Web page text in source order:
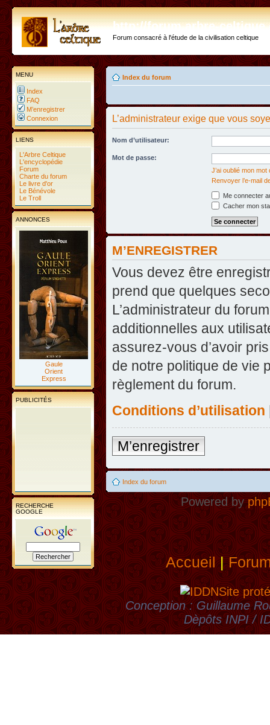
http://forum.arbre-
Forum consacré à l'étude de la civilisation celtique
MENU
Index
FAQ
M’enregistrer
Connexion
LIENS
L'Arbre Celtique
L'encyclopédie
Forum
Charte du forum
Le livre d'or
Le Bénévole
Le Troll
ANNONCES
Gaule
Orient
Express
PUBLICITÉS
RECHERCHE
GOOGLE
Index du forum
L’administrateur exige que vous
Nom d’utilisateur:
Mot de passe:
J’ai oublié mon mot
Renvoyer l’e-mail
Me connecter
Cacher mon
M’ENREGISTRER
Vous devez être
prend que quelques
L’administrateur du
additionnelles aux
assurez-vous d’avoir
de notre politique de vie
règlement du forum.
Conditions d’utilisation
M’enregistrer
Index du forum
Powered by
Accueil|
Site
Conception : Guillaume
Dèpôts INPI /